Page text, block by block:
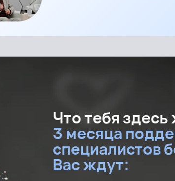
3 месяца
специалистов
Вас ждут:
Что тебя